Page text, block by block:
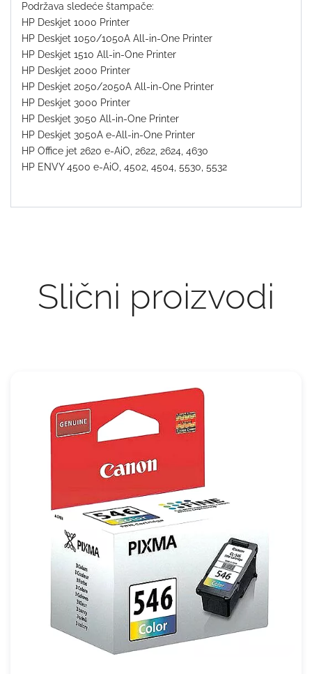
Podržava sledeće štampače:
HP Deskjet 1000 Printer
HP Deskjet 1050/1050A All-in-One Printer
HP Deskjet 1510 All-in-One Printer
HP Deskjet 2000 Printer
HP Deskjet 2050/2050A All-in-One Printer
HP Deskjet 3000 Printer
HP Deskjet 3050 All-in-One Printer
HP Deskjet 3050A e-All-in-One Printer
HP Office jet 2620 e-AiO, 2622, 2624, 4630
HP ENVY 4500 e-AiO, 4502, 4504, 5530, 5532
Slični proizvodi